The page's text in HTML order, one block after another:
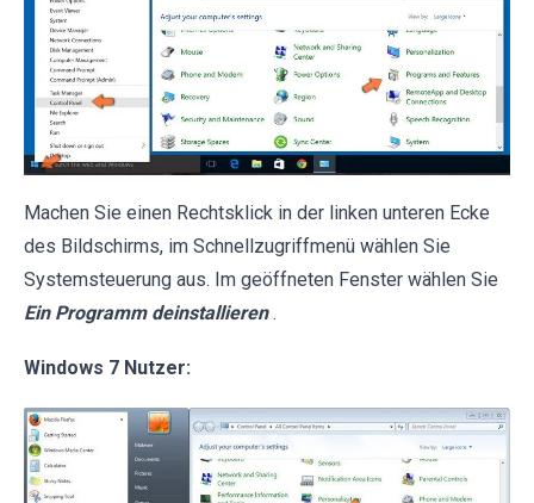
Machen Sie einen Rechtsklick in der linken unteren Ecke
des Bildschirms, im Schnellzugriffmenü wählen Sie
Systemsteuerung aus. Im geöffneten Fenster wählen Sie
Ein Programm deinstallieren .
Windows 7 Nutzer: